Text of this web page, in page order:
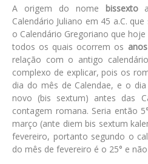
A origem do nome bissexto
Calendário Juliano em 45 a.C.
o Calendário Gregoriano que
todos os quais ocorrem os
relação com o antigo
complexo de explicar, pois os
dia do mês de Calendae, e o
novo (bis sextum) antes das
contagem romana. Seria então
março (ante diem bis sextum
fevereiro, portanto segundo o
do mês de fevereiro é o 25° e não